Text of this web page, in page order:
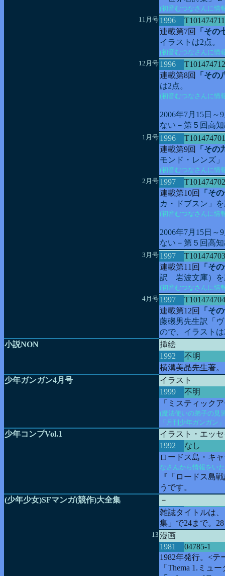
(初音むつなさんに情
11月号 1996
連載第7回
「その
イラストは2点。
(初音むつなさんに情
12月号 1996
連載第8回
「その
は2点。
(初音むつなさんに情
2006年7月15日
ない－第５回高
1月号 1996
連載第9回
「その
モンド・レンズ
(初音むつなさんに情
2月号 1997
連載第10回
「そ
カ・ドブスン」
(初音むつなさんに情
2006年7月15日
ない－第５回高
3月号 1997
連載第11回
「そ
訳 岩波文庫）を
(初音むつなさんに情
4月号 1997
連載第12回
「そ
藤磯男先生訳「
ので、イラスト
小説NON
挿絵
1992
不明
横溝美晶先生著。
少年ガンガン4月号
イラスト
1999
不明
「ミスティック
(魔法使いの弟子の見
「月刊少年ガンガン
少年コンプVol.1
イラスト・エッ
1992
なし
ロードス島・キ
なさんから情報をい
『「ロードス島
うです。
(少年少女)SFマンガ(競作)大全集
－
雑誌タイトルは
集」で24まで。
13 漫画
1981
04785-1
1982年発行。<
「Thema 1.ミュ